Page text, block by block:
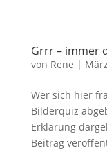
Grrr – immer
von Rene |
Wer sich hier
Bilderquiz
Erklärung
Beitrag